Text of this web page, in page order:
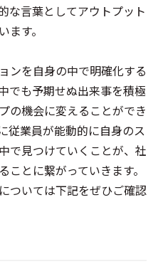
な言葉としてアウトプット
す。
ンを自身の中で明確化する
でも予期せぬ出来事を積極
の機会に変えることができ
従業員が能動的に自身のス
で見つけていくことが、社
とに繋がっていきます。
ついては下記をぜひご確認